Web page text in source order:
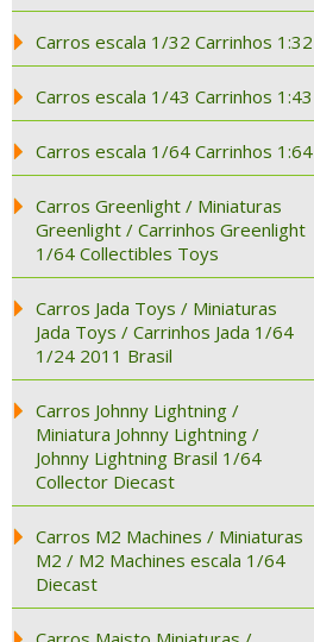
Carros escala 1/32 Carrinhos 1:32
Carros escala 1/43 Carrinhos 1:43
Carros escala 1/64 Carrinhos 1:64
Carros Greenlight / Miniaturas
Greenlight / Carrinhos Greenlight
1/64 Collectibles Toys
Carros Jada Toys / Miniaturas
Jada Toys / Carrinhos Jada 1/64
1/24 2011 Brasil
Carros Johnny Lightning /
Miniatura Johnny Lightning /
Johnny Lightning Brasil 1/64
Collector Diecast
Carros M2 Machines / Miniaturas
M2 / M2 Machines escala 1/64
Diecast